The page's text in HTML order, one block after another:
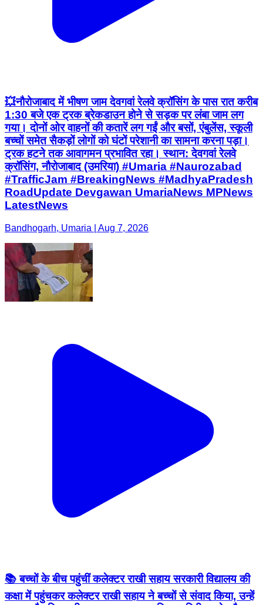
💥नौरोजाबाद में भीषण जाम देवगवां रेलवे क्रॉसिंग के पास रात करीब
1:30 बजे एक ट्रक ब्रेकडाउन होने से सड़क पर लंबा जाम लग
गया। दोनों ओर वाहनों की कतारें लग गईं और बसों, एंबुलेंस, स्कूली
बच्चों समेत सैकड़ों लोगों को घंटों परेशानी का सामना करना पड़ा।
ट्रक हटने तक आवागमन प्रभावित रहा। स्थान: देवगवां रेलवे
क्रॉसिंग, नौरोजाबाद (उमरिया) #Umaria #Naurozabad
#TrafficJam #BreakingNews #MadhyaPradesh
RoadUpdate Devgawan UmariaNews MPNews
LatestNews
Bandhogarh, Umaria | Aug 7, 2026
📚 बच्चों के बीच पहुंचीं कलेक्टर राखी सहाय सरकारी विद्यालय की
कक्षा में पहुंचकर कलेक्टर राखी सहाय ने बच्चों से संवाद किया, उन्हें